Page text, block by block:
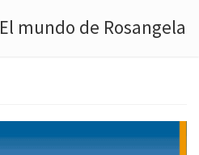
El mundo de Rosangela